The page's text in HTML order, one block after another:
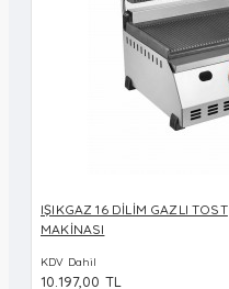
IŞIKGAZ 16 DİLİM GAZLI TOST
MAKİNASI
KDV Dahil
10.197,00 TL